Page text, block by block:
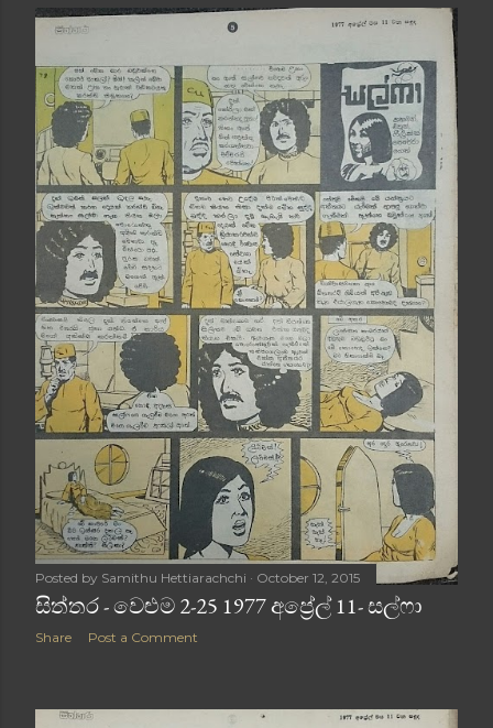
Posted by Samithu Hettiarachchi October 12, 2015
සිත්තර - වෙළුම 2-25 1977 අප්‍රේල් 11- සල්ෆා
Share Post a Comment